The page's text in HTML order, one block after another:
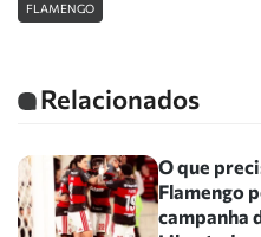
FLAMENGO
Relacionados
O que
Flamengo
campanha